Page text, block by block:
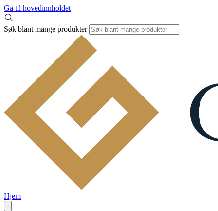
Gå til hovedinnholdet
Søk blant mange produkter
Hjem